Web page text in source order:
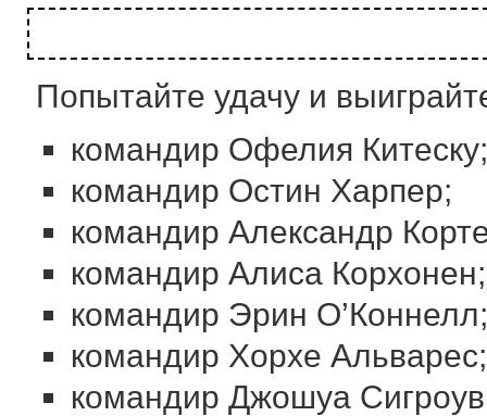
Попытайте удачу и
командир Офелия Китеску;
командир Остин Харпер;
командир Александр
командир Алиса Корхонен;
командир Эрин О’Коннелл;
командир Хорхе Альварес;
командир Джошуа